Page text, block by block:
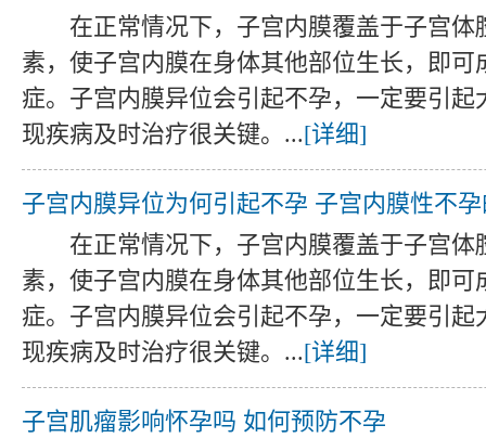
在正常情况下，子宫内膜覆盖于子宫体
素，使子宫内膜在身体其他部位生长，即可
症。子宫内膜异位会引起不孕，一定要引起
现疾病及时治疗很关键。...[详细]
子宫内膜异位为何引起不孕 子宫内膜性不
在正常情况下，子宫内膜覆盖于子宫体
素，使子宫内膜在身体其他部位生长，即可
症。子宫内膜异位会引起不孕，一定要引起
现疾病及时治疗很关键。...[详细]
子宫肌瘤影响怀孕吗 如何预防不孕